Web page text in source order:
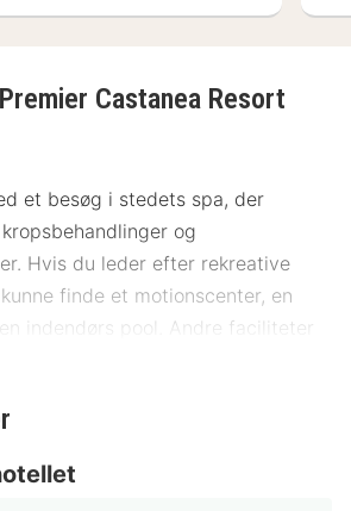
Castanea Resort
et besøg i stedets spa, der
og
Hvis du leder efter rekreative
finde et motionscenter, en
indendørs pool. Andre faciliteter
gratis trådløs internetadgang,
2 restauranter, eller bliv på